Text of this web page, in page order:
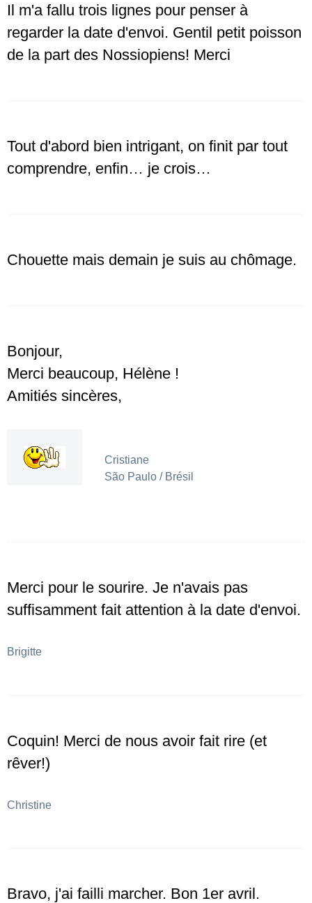
Il m'a fallu trois lignes pour penser à
regarder la date d'envoi. Gentil petit poisson
de la part des Nossiopiens! Merci
Tout d'abord bien intrigant, on finit par tout
comprendre, enfin… je crois…
Chouette mais demain je suis au chômage.
Bonjour,
Merci beaucoup, Hélène !
Amitiés sincères,
Cristiane
São Paulo / Brésil
Merci pour le sourire. Je n'avais pas
suffisamment fait attention à la date d'envoi.
Brigitte
Coquin! Merci de nous avoir fait rire (et
rêver!)
Christine
Bravo, j'ai failli marcher. Bon 1er avril.